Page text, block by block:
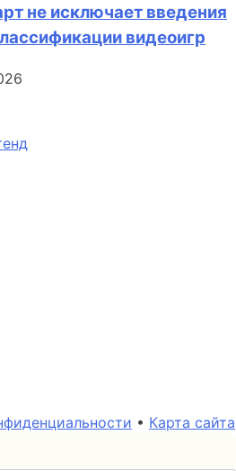
не исключает введения
видеоигр
• Карта сайта